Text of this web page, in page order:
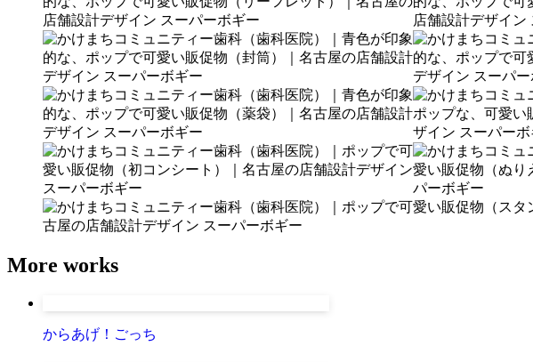
More works
からあげ！ごっち